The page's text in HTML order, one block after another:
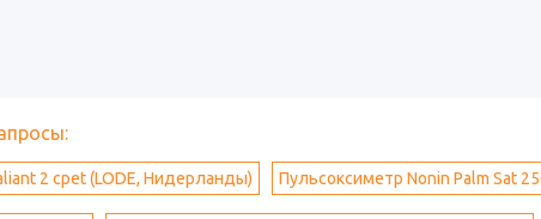
2 cpet (LODE, Нидерланды) Пульсоксиметр Nonin Palm Sat